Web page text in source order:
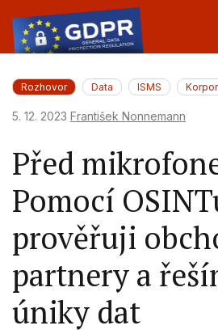
Rozhovor Data ISMS
5. 12. 2023 František Nonnemann
Před
Pomocí
prověřuji
partnery a
úniky dat